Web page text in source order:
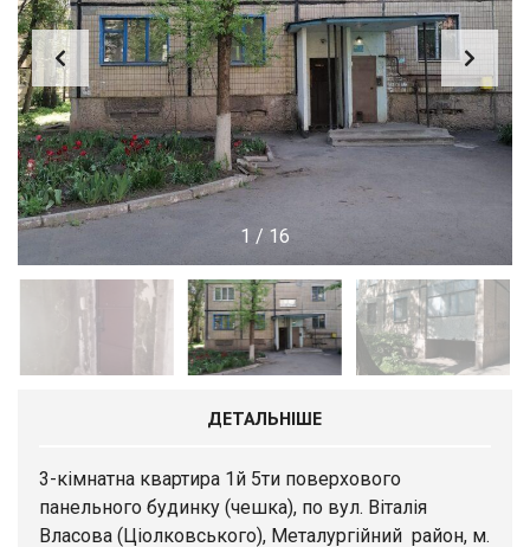
1 / 16
ДЕТАЛЬНІШЕ
3-кімнатна квартира 1й 5ти поверхового
панельного будинку (чешка), по вул. Віталія
Власова (Ціолковського), Металургійний район, м.